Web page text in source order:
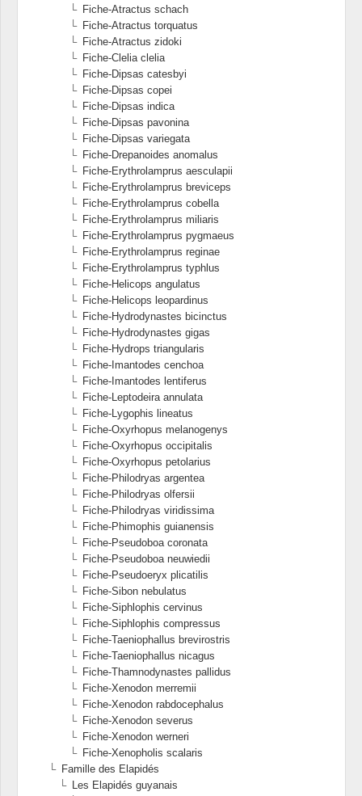
Fiche-Atractus schach
Fiche-Atractus torquatus
Fiche-Atractus zidoki
Fiche-Clelia clelia
Fiche-Dipsas catesbyi
Fiche-Dipsas copei
Fiche-Dipsas indica
Fiche-Dipsas pavonina
Fiche-Dipsas variegata
Fiche-Drepanoides anomalus
Fiche-Erythrolamprus aesculapii
Fiche-Erythrolamprus breviceps
Fiche-Erythrolamprus cobella
Fiche-Erythrolamprus miliaris
Fiche-Erythrolamprus pygmaeus
Fiche-Erythrolamprus reginae
Fiche-Erythrolamprus typhlus
Fiche-Helicops angulatus
Fiche-Helicops leopardinus
Fiche-Hydrodynastes bicinctus
Fiche-Hydrodynastes gigas
Fiche-Hydrops triangularis
Fiche-Imantodes cenchoa
Fiche-Imantodes lentiferus
Fiche-Leptodeira annulata
Fiche-Lygophis lineatus
Fiche-Oxyrhopus melanogenys
Fiche-Oxyrhopus occipitalis
Fiche-Oxyrhopus petolarius
Fiche-Philodryas argentea
Fiche-Philodryas olfersii
Fiche-Philodryas viridissima
Fiche-Phimophis guianensis
Fiche-Pseudoboa coronata
Fiche-Pseudoboa neuwiedii
Fiche-Pseudoeryx plicatilis
Fiche-Sibon nebulatus
Fiche-Siphlophis cervinus
Fiche-Siphlophis compressus
Fiche-Taeniophallus brevirostris
Fiche-Taeniophallus nicagus
Fiche-Thamnodynastes pallidus
Fiche-Xenodon merremii
Fiche-Xenodon rabdocephalus
Fiche-Xenodon severus
Fiche-Xenodon werneri
Fiche-Xenopholis scalaris
Famille des Elapidés
Les Elapidés guyanais